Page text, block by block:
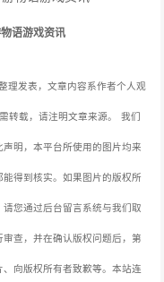
语游戏资讯
理发表，文章内容系作者个人观
转载，请注明文章来源。 我们
明，本平台所使用的图片均来
得到核实。如果图片的版权所
您通过后台留言系统与我们取
查，并在确认版权问题后，第
向版权所有者致歉等。本站连